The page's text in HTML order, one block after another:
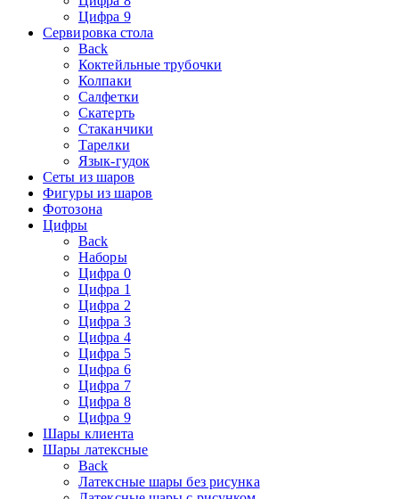
Цифра 9
Сервировка стола
Back
Коктейльные трубочки
Колпаки
Салфетки
Скатерть
Стаканчики
Тарелки
Язык-гудок
Сеты из шаров
Фигуры из шаров
Фотозона
Цифры
Back
Наборы
Цифра 0
Цифра 1
Цифра 2
Цифра 3
Цифра 4
Цифра 5
Цифра 6
Цифра 7
Цифра 8
Цифра 9
Шары клиента
Шары латексные
Back
Латексные шары без рисунка